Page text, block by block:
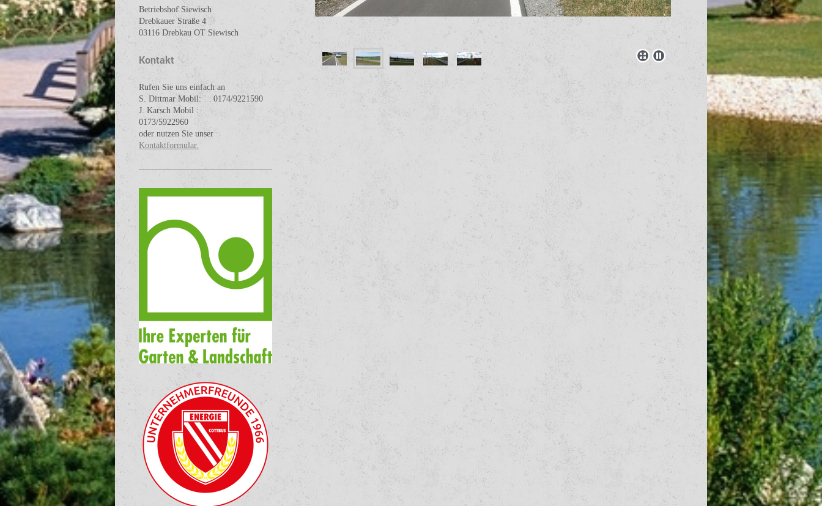
Betriebshof Siewisch
Drebkauer Straße 4
03116 Drebkau OT Siewisch
Kontakt
Rufen Sie uns einfach an
S. Dittmar Mobil: 0174/9221590
J. Karsch Mobil :
0173/5922960
oder nutzen Sie unser
Kontaktformular.